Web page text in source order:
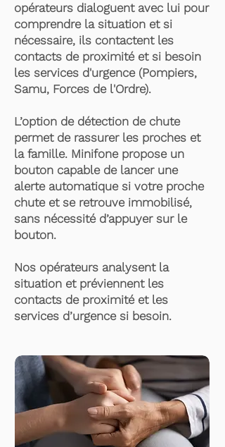
opérateurs dialoguent avec lui pour
comprendre la situation et si
nécessaire, ils contactent les
contacts de proximité et si besoin
les services d'urgence (Pompiers,
Samu, Forces de l'Ordre).
L’option de détection de chute
permet de rassurer les proches et
la famille. Minifone propose un
bouton capable de lancer une
alerte automatique si votre proche
chute et se retrouve immobilisé,
sans nécessité d’appuyer sur le
bouton.
Nos opérateurs analysent la
situation et préviennent les
contacts de proximité et les
services d’urgence si besoin.